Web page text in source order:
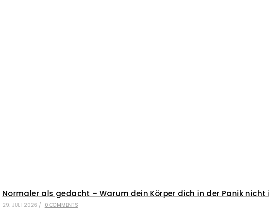
Normaler als gedacht – Warum dein Körper dich in der Panik
29. JULI 2026 / 0 COMMENTS